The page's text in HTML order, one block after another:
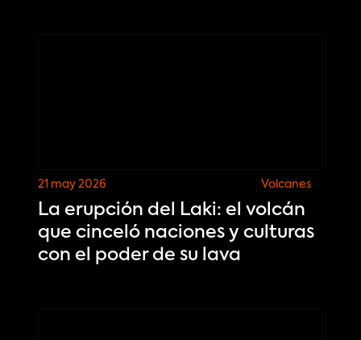
21 may 2026 Volcanes
La erupción del Laki: el volcán
que cinceló naciones y culturas
con el poder de su lava